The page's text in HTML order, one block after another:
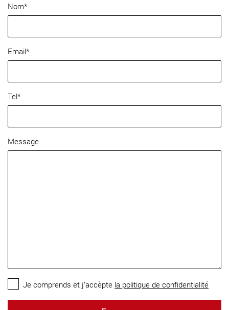
Nom*
Email*
Tel*
Message
Je comprends et j’accèpte la politique de confidentialité